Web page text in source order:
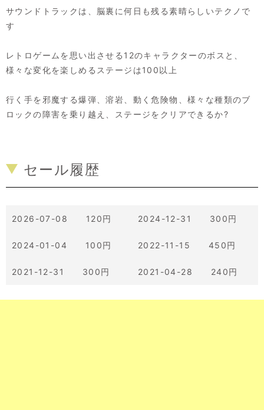
サウンドトラックは、脳裏に何日も残る素晴らしいテクノで
す
レトロゲームを思い出させる12のキャラクターのボスと、
様々な変化を楽しめるステージは100以上
行く手を邪魔する爆弾、溶岩、動く危険物、様々な種類のブ
ロックの障害を乗り越え、ステージをクリアできるか?
セール履歴
2026-07-08 120円 2024-12-31 300円
2024-01-04 100円 2022-11-15 450円
2021-12-31 300円 2021-04-28 240円